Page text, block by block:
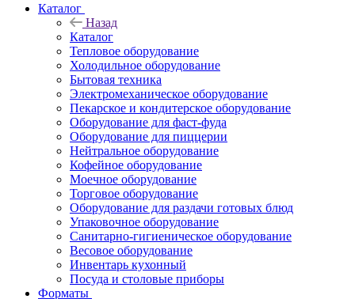
Каталог
Назад
Каталог
Тепловое оборудование
Холодильное оборудование
Бытовая техника
Электромеханическое оборудование
Пекарское и кондитерское оборудование
Оборудование для фаст-фуда
Оборудование для пиццерии
Нейтральное оборудование
Кофейное оборудование
Моечное оборудование
Торговое оборудование
Оборудование для раздачи готовых блюд
Упаковочное оборудование
Санитарно-гигиеническое оборудование
Весовое оборудование
Инвентарь кухонный
Посуда и столовые приборы
Форматы